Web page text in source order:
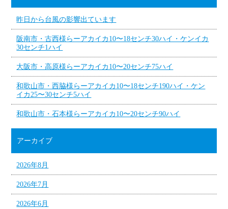
昨日から台風の影響出ています
阪南市・古西様らーアカイカ10〜18センチ30ハイ・ケンイカ
30センチ1ハイ
大阪市・高原様らーアカイカ10〜20センチ75ハイ
和歌山市・西脇様らーアカイカ10〜18センチ190ハイ・ケン
イカ25〜30センチ5ハイ
和歌山市・石本様らーアカイカ10〜20センチ90ハイ
アーカイブ
2026年8月
2026年7月
2026年6月